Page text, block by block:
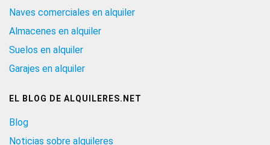
Naves comerciales en alquiler
Almacenes en alquiler
Suelos en alquiler
Garajes en alquiler
EL BLOG DE ALQUILERES.NET
Blog
Noticias sobre alquileres